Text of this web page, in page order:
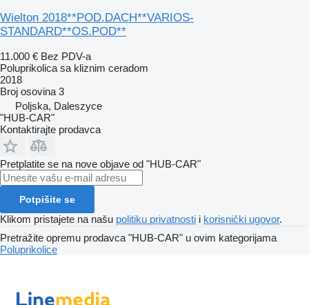
Wielton 2018**POD.DACH**VARIOS-
STANDARD**OS.POD**
11.000 € Bez PDV-a
Poluprikolica sa kliznim ceradom
2018
Broj osovina 3
Poljska, Daleszyce
"HUB-CAR"
Kontaktirajte prodavca
Pretplatite se na nove objave od "HUB-CAR"
Potpišite se
Klikom pristajete na našu politiku privatnosti i korisnički ugovor.
Pretražite opremu prodavca "HUB-CAR" u ovim kategorijama
Poluprikolice